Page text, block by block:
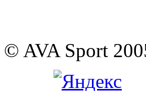
© AVA Sport